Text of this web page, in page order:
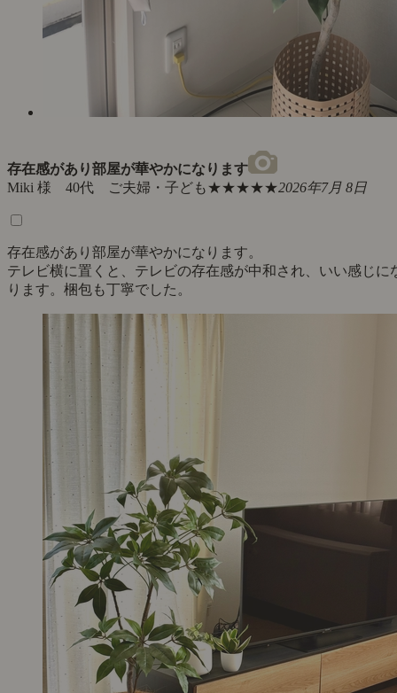
存在感があり部屋が華やかになります
Miki 様 40代 ご夫婦・子ども★★★★★2026年7月 8日
存在感があり部屋が華やかになります。
テレビ横に置くと、テレビの存在感が中和され、いい感じに
ります。梱包も丁寧でした。